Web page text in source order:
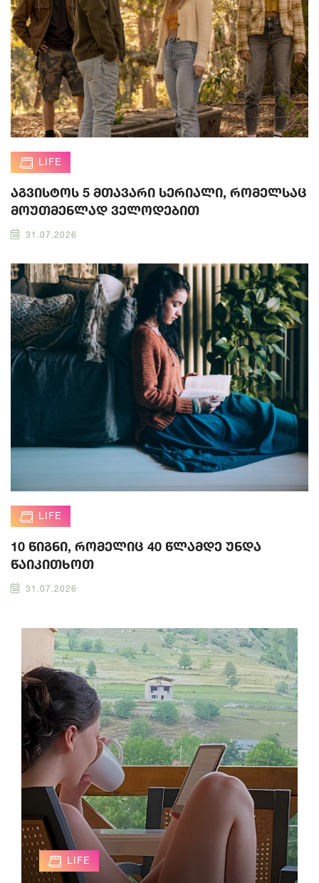
LIFE
აგვისტოს 5 მთავარი სერიალი, რომელსაც
მოუთმენლად ველოდებით
31.07.2026
LIFE
10 წიგნი, რომელიც 40 წლამდე უნდა
წაიკითხოთ
31.07.2026
LIFE